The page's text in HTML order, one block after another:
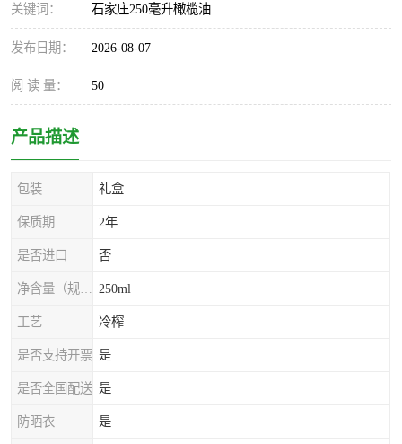
关键词： 石家庄250毫升橄榄油
发布日期： 2026-08-07
阅 读 量： 50
产品描述
包装 礼盒
保质期 2年
是否进口 否
250ml
工艺 冷榨
是否支持开票 是
是否全国配送 是
防晒衣 是